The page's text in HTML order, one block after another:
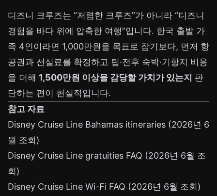
디즈니 크루즈는 “저렴한 크루즈”가 아니라 “디즈니
경험을 바다 위에 압축한 여행”입니다. 한국 출발 가
족 4인이라면 1,000만원을 목표로 잡기보다, 먼저 항
공권과 선실료를 확정하고 팁·전후 숙박·기항지 비용
을 더해 1,500만원 이상을 감당할 가치가 있는지 판
단하는 편이 현실적입니다.
참고 자료
Disney Cruise Line Bahamas itineraries (2026년 6
월 조회)
Disney Cruise Line gratuities FAQ (2026년 6월 조
회)
Disney Cruise Line Wi-Fi FAQ (2026년 6월 조회)